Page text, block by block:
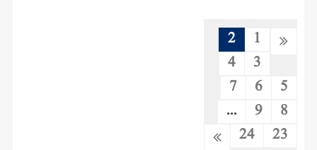
1
2
3
4
5
6
7
8
9
...
23
24